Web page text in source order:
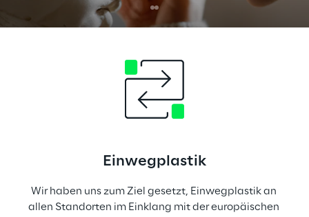
Wohltätigkeitsorganisationen.
Einwegplastik
Wir haben uns zum Ziel gesetzt, Einwegplastik an
allen Standorten im Einklang mit der europäischen